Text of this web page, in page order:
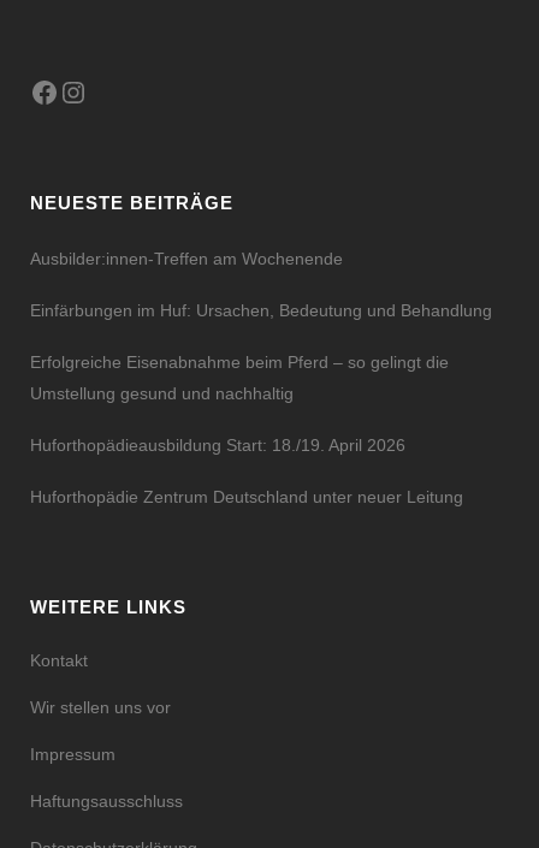
Facebook
Instagram
NEUESTE BEITRÄGE
Ausbilder:innen-Treffen am Wochenende
Einfärbungen im Huf: Ursachen, Bedeutung und Behandlung
Erfolgreiche Eisenabnahme beim Pferd – so gelingt die
Umstellung gesund und nachhaltig
Huforthopädieausbildung Start: 18./19. April 2026
Huforthopädie Zentrum Deutschland unter neuer Leitung
WEITERE LINKS
Kontakt
Wir stellen uns vor
Impressum
Haftungsausschluss